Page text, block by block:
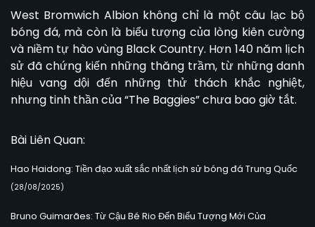
West Bromwich Albionkhông chỉ là một câu lạc bộ
bóng đá, mà còn là biểu tượng của lòng kiên cường
và niềm tự hào vùng Black Country. Hơn 140 năm lịch
sử đã chứng kiến những thăng trầm, từ những danh
hiệu vang dội đến những thử thách khắc nghiệt,
nhưng tinh thần của “The Baggies” chưa bao giờ tắt.
Bài Liên Quan:
Hao Haidong: Tiền đạo xuất sắc nhất lịch sử bóng đá Trung Quốc
(28/08/2025)
Bruno Guimarães: Từ Cậu Bé Rio Đến Biểu Tượng Mới Của